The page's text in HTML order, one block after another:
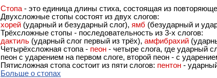
Стопа - это единица длины стиха, состоящая из
Двухсложные стопы состоят из двух слогов:
хорей (ударный и безударный слог), ямб (безударный и
Трёхсложные стопы - последовательность из 3-х слогов:
дактиль (ударный слог первый из трёх), амфибрахий
Четырёхсложная стопа - пеон - четыре слога, где ударный
пеон с ударением на первом слоге, второй пеон - с
Пятисложная стопа состоит из пяти слогов: пентон -
Больше о стопах